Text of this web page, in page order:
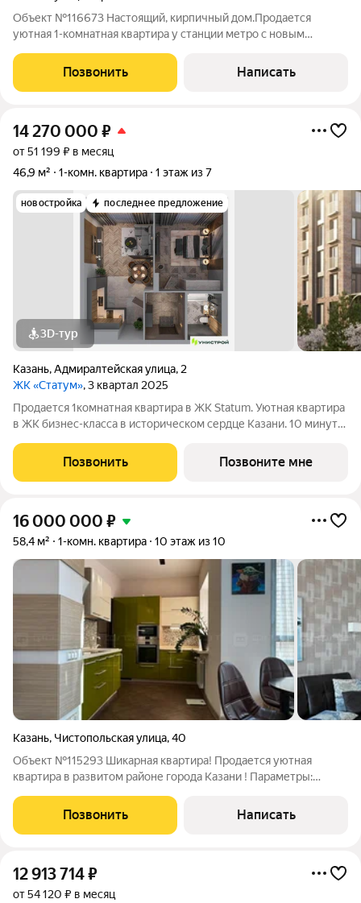
Объект №116673 Настоящий, кирпичный дом.Продается
уютная 1-комнатная квартира у станции метро с новым
комфортной жизни!Описание квартиры: Этаж: 1/10 этаж
высокий. Общая площадь: 43 кв.м. Жилая
Позвонить Написать
14 270 000 ₽
от 51 199 ₽ в месяц
46,9 м²
1-комн. квартира 1 этаж из 7
новостройка последнее предложение
3D-тур
Казань,Адмиралтейская улица, 2
ЖК «Статум», 3 квартал 2025
Продается 1комнатная квартира в ЖК Statum. Уютная квартира
в ЖК бизнес-класса в историческом сердце Казани. 10 минут
Казанки. Рядом детские сады, школы и Зилантов монастырь.
Приватные зелёные
Позвонить Позвоните мне
16 000 000 ₽
58,4 м² 1-комн. квартира 10 этаж из 10
Казань, Чистопольская улица,40
Объект №115293 Шикарная квартира! Продается уютная
квартира в развитом районе города Казани ! Параметры:
дома: кирпичный Год постройки: 2012 Описание: Предлагаем
вашему вниманию светлую
Позвонить Написать
12 913 714₽
от 54 120 ₽ в месяц